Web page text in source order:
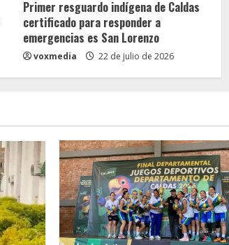
Primer resguardo indígena de Caldas
certificado para responder a
emergencias es San Lorenzo
voxmedia 22 de julio de 2026